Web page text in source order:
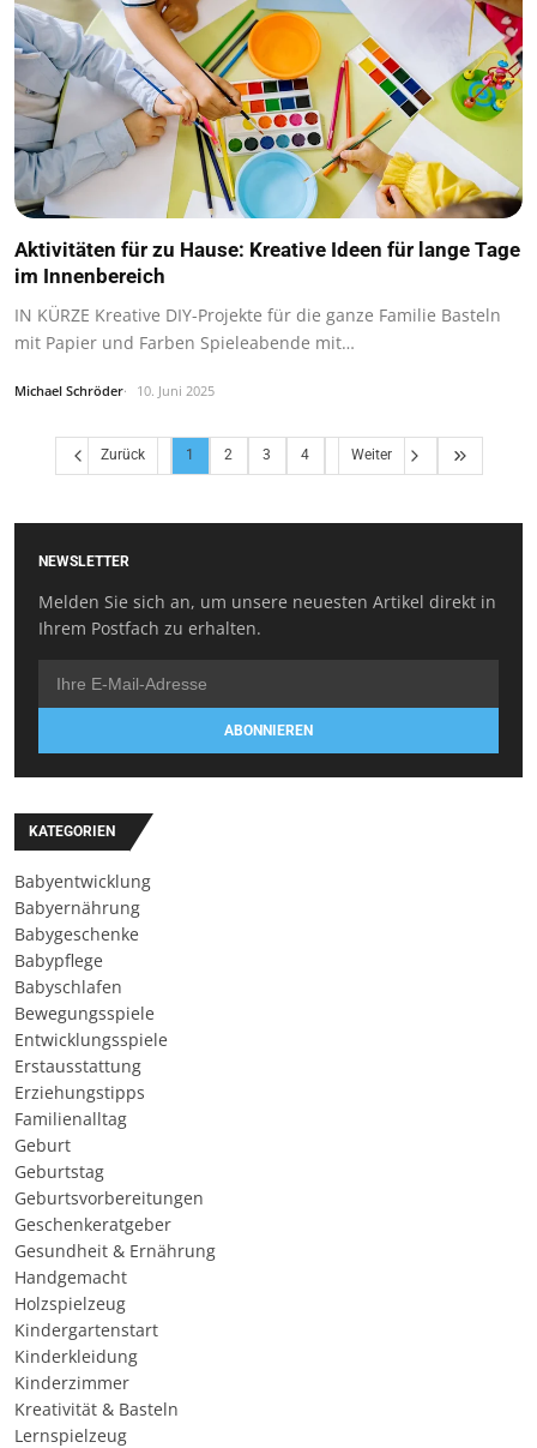
Aktivitäten für zu Hause: Kreative Ideen für lange Tage
im Innenbereich
IN KÜRZE Kreative DIY-Projekte für die ganze Familie Basteln
mit Papier und Farben Spieleabende mit…
Michael Schröder 10. Juni 2025
Zurück 1 2 3 4 Weiter
NEWSLETTER
Melden Sie sich an, um unsere neuesten Artikel direkt in
Ihrem Postfach zu erhalten.
ABONNIEREN
KATEGORIEN
Babyentwicklung
Babyernährung
Babygeschenke
Babypflege
Babyschlafen
Bewegungsspiele
Entwicklungsspiele
Erstausstattung
Erziehungstipps
Familienalltag
Geburt
Geburtstag
Geburtsvorbereitungen
Geschenkeratgeber
Gesundheit & Ernährung
Handgemacht
Holzspielzeug
Kindergartenstart
Kinderkleidung
Kinderzimmer
Kreativität & Basteln
Lernspielzeug